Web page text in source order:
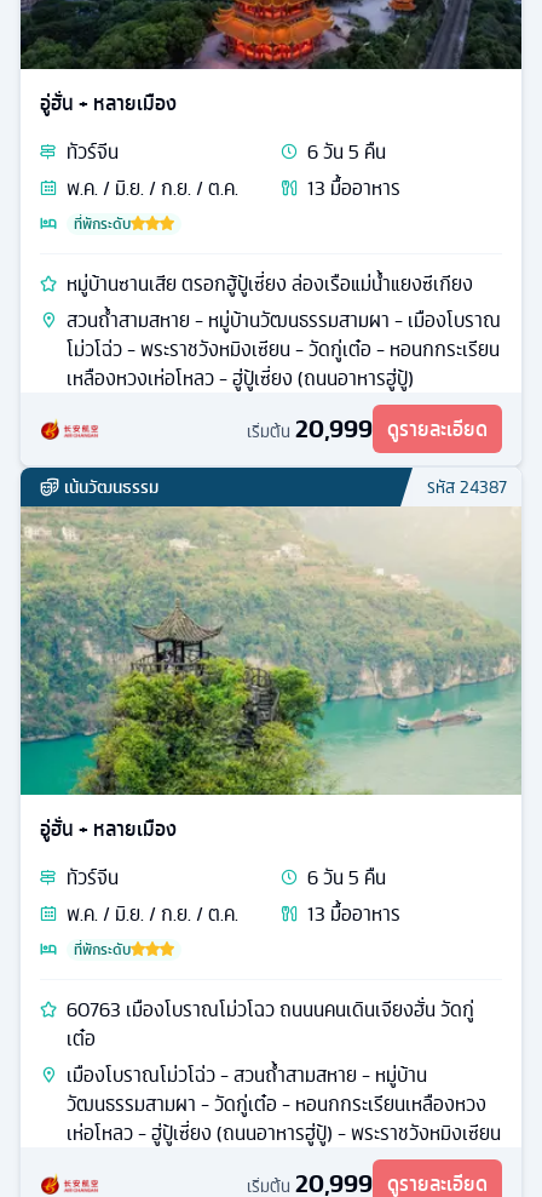
อู่ฮั่น + หลายเมือง
ทัวร์จีน 6วัน5 คืน
พ.ค. / มิ.ย. / ก.ย. / ต.ค.
13 มื้ออาหาร
ที่พักระดับ
หมู่บ้านซานเสีย ตรอกฮู้ปู้เซี่ยง ล่องเรือแม่น้ำแยงซีเกียง
สวนถ้ำสามสหาย - หมู่บ้านวัฒนธรรมสามผา - เมืองโบราณ
โม่วโฉ่ว - พระราชวังหมิงเซียน - วัดกู่เต๋อ - หอนกกระเรียน
เหลืองหวงเห่อโหลว - ฮู่ปู้เซี่ยง (ถนนอาหารฮู่ปู้)
เริ่มต้น 20,999 ดูรายละเอียด
เน้นวัฒนธรรม รหัส24387
อู่ฮั่น + หลายเมือง
ทัวร์จีน 6วัน5 คืน
พ.ค. / มิ.ย. / ก.ย. / ต.ค.
13 มื้ออาหาร
ที่พักระดับ
60763 เมืองโบราณโม่วโฉว ถนนนคนเดินเจียงฮั่น วัดกู่
เต๋อ
เมืองโบราณโม่วโฉ่ว - สวนถ้ำสามสหาย - หมู่บ้าน
วัฒนธรรมสามผา - วัดกู่เต๋อ - หอนกกระเรียนเหลืองหวง
เห่อโหลว - ฮู่ปู้เซี่ยง (ถนนอาหารฮู่ปู้) - พระราชวังหมิงเซียน
เริ่มต้น 20,999 ดูรายละเอียด